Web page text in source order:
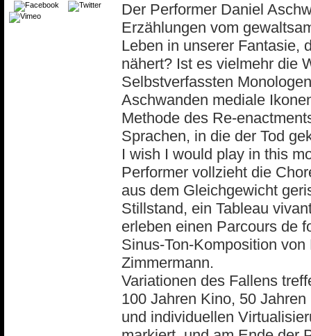
Der Performer Daniel
Erzählungen vom
Leben in unserer Fantasie,
nähert? Ist es vielmehr die
Selbstverfassten
Aschwanden mediale
Methode des Re-
Sprachen, in die der Tod
I wish I would play in this
Performer vollzieht die
aus dem Gleichgewicht
Stillstand, ein Tableau
erleben einen Parcours de
Sinus-Ton-Komposition
Zimmermann.
Variationen des Fallens
100 Jahren Kino, 50
und individuellen